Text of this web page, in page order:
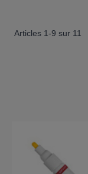
Articles 1-9 sur 11